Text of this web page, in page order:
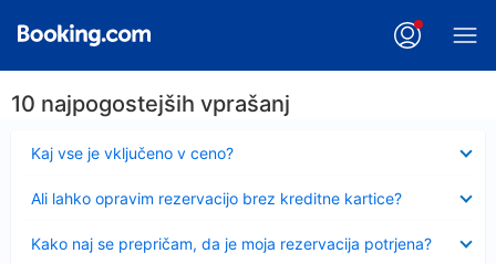
10 najpogostejših vprašanj
Kaj vse je vključeno v ceno?
Ali lahko opravim rezervacijo brez kreditne kartice?
Kako naj se prepričam, da je moja rezervacija potrjena?